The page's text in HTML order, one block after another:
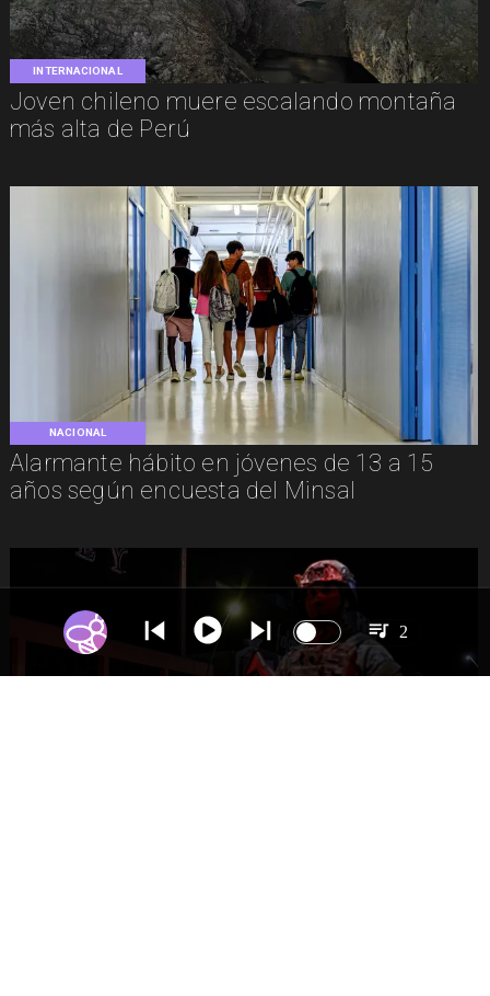
INTERNACIONAL
Joven chileno muere escalando montaña
más alta de Perú
NACIONAL
Alarmante hábito en jóvenes de 13 a 15
años según encuesta del Minsal
2